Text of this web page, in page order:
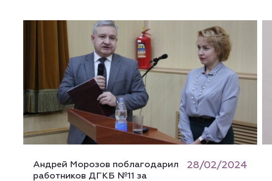
Андрей Морозов поблагодарил
работников ДГКБ №11 за
28/02/2024